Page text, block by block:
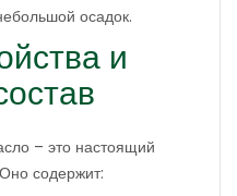
осадок.
и
– это настоящий
содержит: